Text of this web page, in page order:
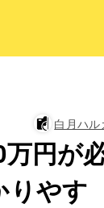
白月ハル
円が
りやす